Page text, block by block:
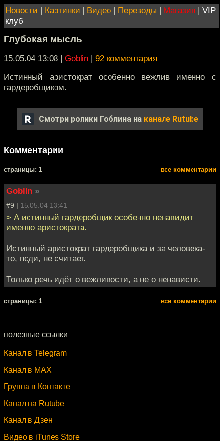
Новости | Картинки | Видео | Переводы | Магазин | VIP
клуб
Глубокая мысль
15.05.04 13:08 | Goblin | 92 комментария
Истинный аристократ особенно вежлив именно с
гардеробщиком.
Смотри ролики Гоблина на канале Rutube
Комментарии
cтраницы: 1 все комментарии
Goblin »
#9 | 15.05.04 13:41
> А истинный гардеробщик особенно ненавидит
именно аристократа.
Истинный аристократ гардеробщика и за человека-
то, поди, не считает.
Только речь идёт о вежливости, а не о ненависти.
cтраницы: 1 все комментарии
полезные ссылки
Канал в Telegram
Канал в MAX
Группа в Контакте
Канал на Rutube
Канал в Дзен
Видео в iTunes Store